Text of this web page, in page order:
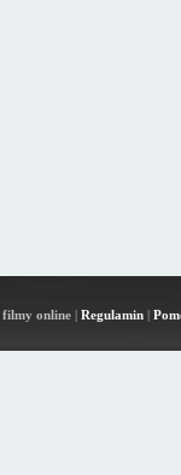
filmy online| Regulamin|